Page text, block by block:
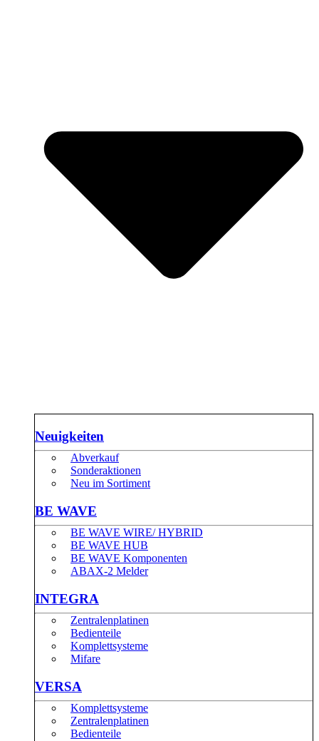
Neuigkeiten
Abverkauf
Sonderaktionen
Neu im Sortiment
BE WAVE
BE WAVE WIRE/ HYBRID
BE WAVE HUB
BE WAVE Komponenten
ABAX-2 Melder
INTEGRA
Zentralenplatinen
Bedienteile
Komplettsysteme
Mifare
VERSA
Komplettsysteme
Zentralenplatinen
Bedienteile